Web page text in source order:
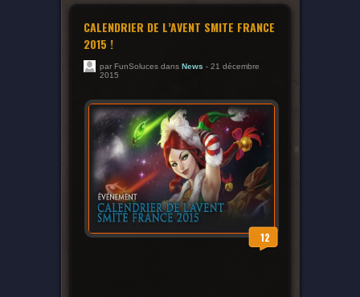
CALENDRIER DE L’AVENT SMITE FRANCE
2015 !
par FunSoluces dans News - 21 décembre
2015
12